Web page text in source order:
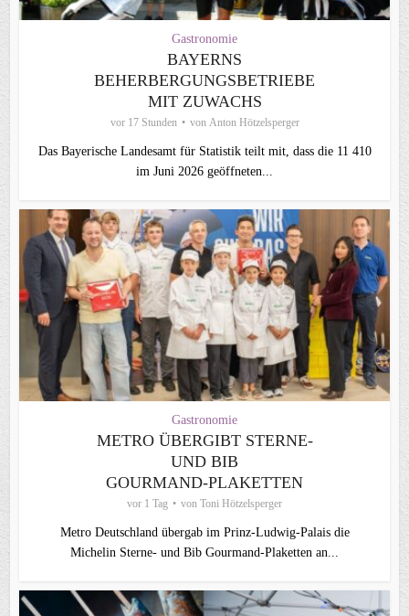
Gastronomie
BAYERNS
BEHERBERGUNGSBETRIEBE
MIT ZUWACHS
vor 17 Stunden von Anton Hötzelsperger
Das Bayerische Landesamt für Statistik teilt mit, dass die 11 410
im Juni 2026 geöffneten...
Gastronomie
METRO ÜBERGIBT STERNE-
UND BIB
GOURMAND‑PLAKETTEN
vor 1 Tag von Toni Hötzelsperger
Metro Deutschland übergab im Prinz-Ludwig-Palais die
Michelin Sterne- und Bib Gourmand-Plaketten an...